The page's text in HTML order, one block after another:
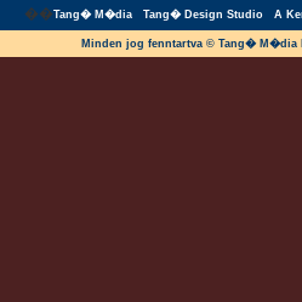
��Tang� M�dia Tang� Design Studio A
Minden jog fenntartva © Tang�